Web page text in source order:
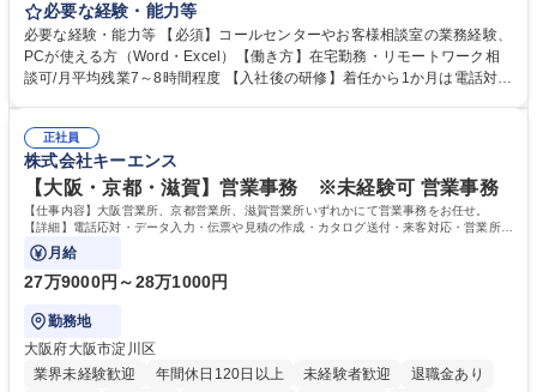
お客様のお声をより良い商品づくりに活かしていく上で、窓口となるお客
様相談室でのお仕事です。 日々お客様からいただくキリングループへのご
意見を、企業活動に活かしています。お客様からの声に迅速かつ誠意をも
って対応、情報提供するとともにグループ内活動に反映しています。 【具
平均100件前後■メール・手紙：同上40件前後 募集職種 中野本社【お客様
相談室】お客様のお声をもとにより良い商品づくりへ貢献
必要な経験・能力等
必要な経験・能力等 【必須】コールセンターやお客様相談室の業務経験、
PCが使える方（Word・Excel）【働き方】在宅勤務・リモートワーク相
談可/月平均残業7～8時間程度 【入社後の研修】着任から1か月は電話対応
すのでご安心ください。 【当社について】キリングループの広報機能を担
う会社として、お客様との出会いを大切にし、磨き上げたホスピタリティ
を込めてコミュニケーションをとりながら広報関連業務を行っておりま
す。 学歴・資格 学歴：大学院 大学 高専 短大 専修学校 高校 語学力： 資
格：
正社員
株式会社キーエンス
【大阪・京都・滋賀】営業事務 ※未経験可 営業事務
【仕事内容】大阪営業所、京都営業所、滋賀営業所いずれかにて営業事務をお任せ。
【詳細】電話応対・データ入力・伝票や見積の作成・カタログ送付・来客対応・営業所内
で発生する事務業務や業務改善をお任せ。
月給
27万9000円～28万1000円
勤務地
大阪府大阪市淀川区
業界未経験歓迎
年間休日120日以上 未経験者歓迎 退職金あり